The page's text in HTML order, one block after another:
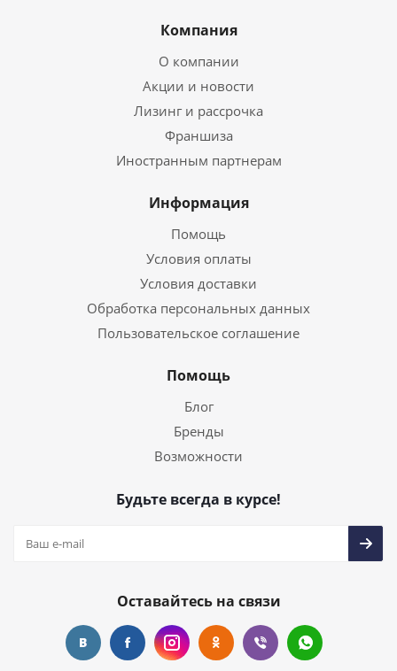
Компания
О компании
Акции и новости
Лизинг и рассрочка
Франшиза
Иностранным партнерам
Информация
Помощь
Условия оплаты
Условия доставки
Обработка персональных данных
Пользовательское соглашение
Помощь
Блог
Бренды
Возможности
Будьте всегда в курсе!
Оставайтесь на связи